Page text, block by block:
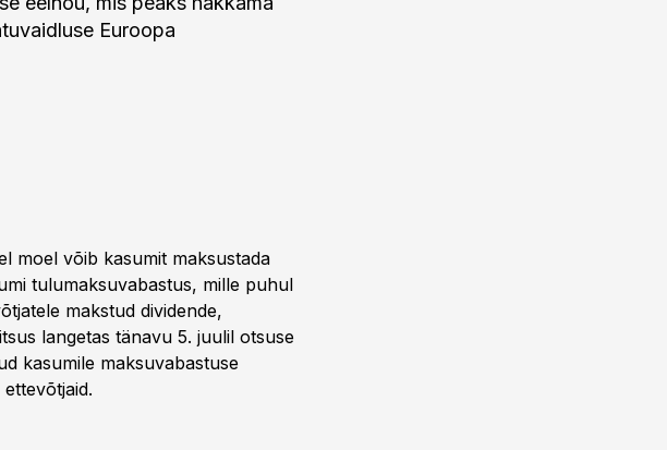
Euroopa
moel võib kasumit maksustada
tulumaksuvabastus, mille puhul
makstud dividende,
langetas tänavu 5. juulil otsuse
kasumile maksuvabastuse